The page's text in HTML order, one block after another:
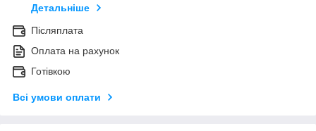
Детальніше
Післяплата
Оплата на рахунок
Готівкою
Всі умови оплати